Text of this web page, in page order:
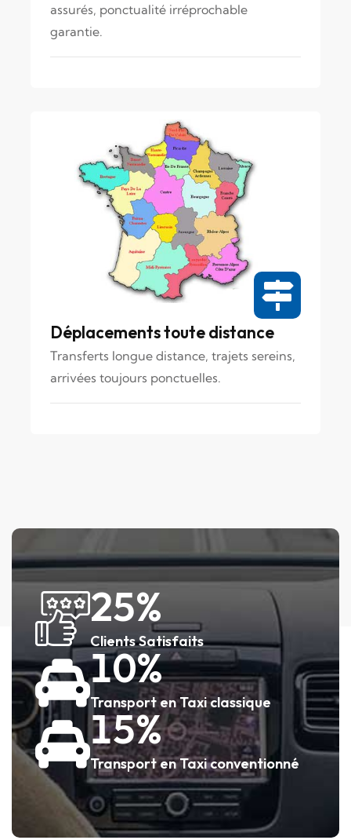
assurés, ponctualité irréprochable
garantie.
Déplacements toute distance
Transferts longue distance, trajets sereins,
arrivées toujours ponctuelles.
76
Clients Satisfaits
31
Transport en Taxi classique
46
Transport en Taxi conventionné
Demande de réservation